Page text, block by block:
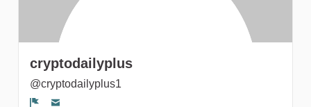
cryptodailyplus
@cryptodailyplus1